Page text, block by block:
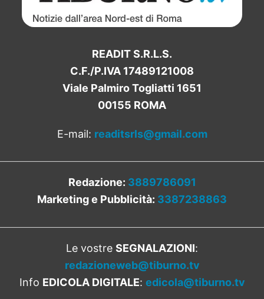
READIT S.R.L.S.
C.F./P.IVA 17489121008
Viale Palmiro Togliatti 1651
00155 ROMA
E-mail: readitsrls@gmail.com
Redazione: 3889786091
Marketing e Pubblicità: 3387238863
Le vostre SEGNALAZIONI:
redazioneweb@tiburno.tv
Info EDICOLA DIGITALE: edicola@tiburno.tv